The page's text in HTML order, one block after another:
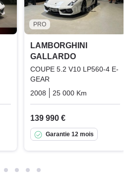
Essence
PRO
LAMBORGHINI
GALLARDO
COUPE 5.2 V10 LP560-4 E-
GEAR
2008
25 000 Km
139 990 €
Garantie 12 mois